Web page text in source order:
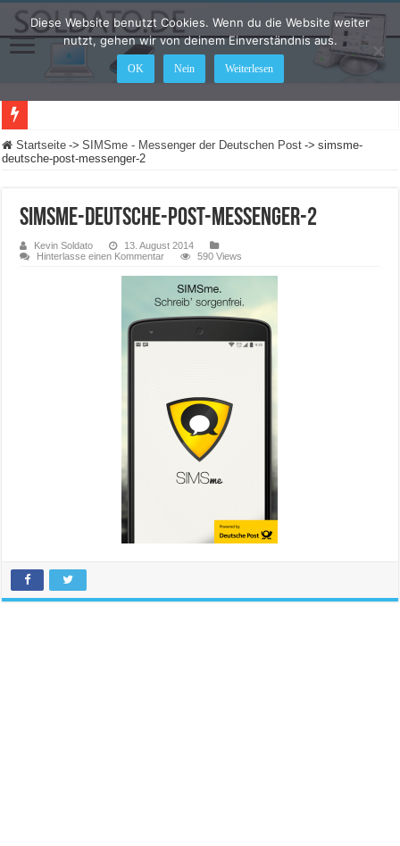
Startseite -> SIMSme - Messenger der Deutschen Post -> simsme-
deutsche-post-messenger-2
simsme-deutsche-post-messenger-2
Kevin Soldato
13. August 2014
Hinterlasse einen Kommentar
590 Views
Diese Website benutzt Cookies. Wenn du die Website weiter
nutzt, gehen wir von deinem Einverständnis aus.
OK Nein Weiterlesen